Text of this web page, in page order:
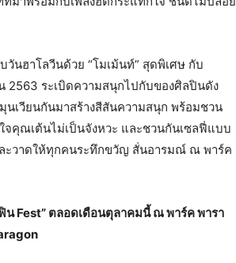
นฮาโลวีนด้วย “โมเม้นท์” สุดพิเศษ กับ
2563 ระเบิดความสนุกไปกับของศิลปินดัง
นเวียนกันมาสร้างสีสันความสนุก พร้อมชวน
คุณเต้นไม่เป็นจังหวะ และชวนกันเซลฟี่แบบ
ะวาดให้ทุกคนระทึกขวัญ สั่นอารมณ์ ณ พาร์ค
Fest” ตลอดเดือนตุลาคมนี้ ณ พาร์ค พารา